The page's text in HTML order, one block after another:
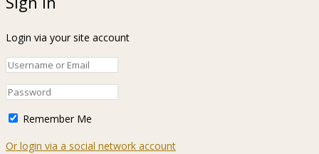
Login via your site account
Remember Me
Or login via a social network account